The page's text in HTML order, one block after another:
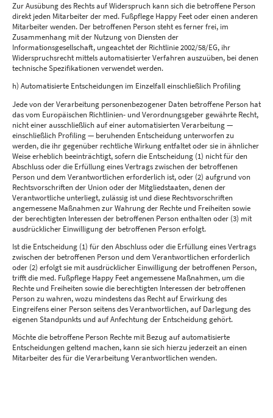
Zur Ausübung des Rechts auf Widerspruch kann sich die betroffene Person
direkt jeden Mitarbeiter der med. Fußpflege Happy Feet oder einen anderen
Mitarbeiter wenden. Der betroffenen Person steht es ferner frei, im
Zusammenhang mit der Nutzung von Diensten der
Informationsgesellschaft, ungeachtet der Richtlinie 2002/58/EG, ihr
Widerspruchsrecht mittels automatisierter Verfahren auszuüben, bei denen
technische Spezifikationen verwendet werden.
h) Automatisierte Entscheidungen im Einzelfall einschließlich Profiling
Jede von der Verarbeitung personenbezogener Daten betroffene Person hat
das vom Europäischen Richtlinien- und Verordnungsgeber gewährte Recht,
nicht einer ausschließlich auf einer automatisierten Verarbeitung —
einschließlich Profiling — beruhenden Entscheidung unterworfen zu
werden, die ihr gegenüber rechtliche Wirkung entfaltet oder sie in ähnlicher
Weise erheblich beeinträchtigt, sofern die Entscheidung (1) nicht für den
Abschluss oder die Erfüllung eines Vertrags zwischen der betroffenen
Person und dem Verantwortlichen erforderlich ist, oder (2) aufgrund von
Rechtsvorschriften der Union oder der Mitgliedstaaten, denen der
Verantwortliche unterliegt, zulässig ist und diese Rechtsvorschriften
angemessene Maßnahmen zur Wahrung der Rechte und Freiheiten sowie
der berechtigten Interessen der betroffenen Person enthalten oder (3) mit
ausdrücklicher Einwilligung der betroffenen Person erfolgt.
Ist die Entscheidung (1) für den Abschluss oder die Erfüllung eines Vertrags
zwischen der betroffenen Person und dem Verantwortlichen erforderlich
oder (2) erfolgt sie mit ausdrücklicher Einwilligung der betroffenen Person,
trifft die med. Fußpflege Happy Feet angemessene Maßnahmen, um die
Rechte und Freiheiten sowie die berechtigten Interessen der betroffenen
Person zu wahren, wozu mindestens das Recht auf Erwirkung des
Eingreifens einer Person seitens des Verantwortlichen, auf Darlegung des
eigenen Standpunkts und auf Anfechtung der Entscheidung gehört.
Möchte die betroffene Person Rechte mit Bezug auf automatisierte
Entscheidungen geltend machen, kann sie sich hierzu jederzeit an einen
Mitarbeiter des für die Verarbeitung Verantwortlichen wenden.